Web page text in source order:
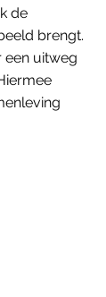
de
brengt.
een uitweg